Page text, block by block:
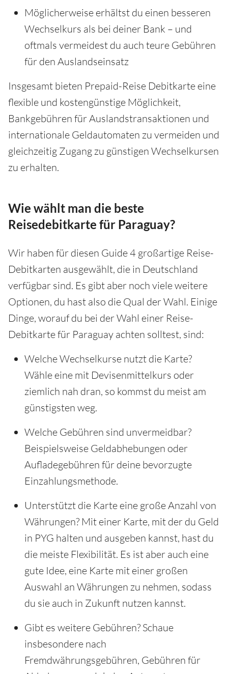
Möglicherweise erhältst du einen besseren
Wechselkurs als bei deiner Bank – und
oftmals vermeidest du auch teure Gebühren
für den Auslandseinsatz
Insgesamt bieten Prepaid-Reise Debitkarte eine
flexible und kostengünstige Möglichkeit,
Bankgebühren für Auslandstransaktionen und
internationale Geldautomaten zu vermeiden und
gleichzeitig Zugang zu günstigen Wechselkursen
zu erhalten.
Wie wählt man die beste
Reisedebitkarte für Paraguay?
Wir haben für diesen Guide 4 großartige Reise-
Debitkarten ausgewählt, die in Deutschland
verfügbar sind. Es gibt aber noch viele weitere
Optionen, du hast also die Qual der Wahl. Einige
Dinge, worauf du bei der Wahl einer Reise-
Debitkarte für Paraguay achten solltest, sind:
Welche Wechselkurse nutzt die Karte?
Wähle eine mit Devisenmittelkurs oder
ziemlich nah dran, so kommst du meist am
günstigsten weg.
Welche Gebühren sind unvermeidbar?
Beispielsweise Geldabhebungen oder
Aufladegebühren für deine bevorzugte
Einzahlungsmethode.
Unterstützt die Karte eine große Anzahl von
Währungen? Mit einer Karte, mit der du Geld
in PYG halten und ausgeben kannst, hast du
die meiste Flexibilität. Es ist aber auch eine
gute Idee, eine Karte mit einer großen
Auswahl an Währungen zu nehmen, sodass
du sie auch in Zukunft nutzen kannst.
Gibt es weitere Gebühren? Schaue
insbesondere nach
Fremdwährungsgebühren, Gebühren für